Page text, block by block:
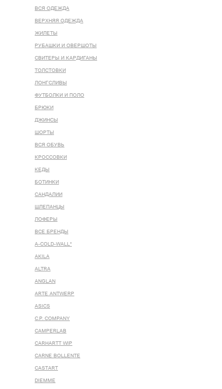
ВСЯ ОДЕЖДА
ВЕРХНЯЯ ОДЕЖДА
ЖИЛЕТЫ
РУБАШКИ И ОВЕРШОТЫ
СВИТЕРЫ И КАРДИГАНЫ
ТОЛСТОВКИ
ЛОНГСЛИВЫ
ФУТБОЛКИ И ПОЛО
БРЮКИ
ДЖИНСЫ
ШОРТЫ
ВСЯ ОБУВЬ
КРОССОВКИ
КЕДЫ
БОТИНКИ
САНДАЛИИ
ШЛЕПАНЦЫ
ЛОФЕРЫ
ВСЕ БРЕНДЫ
A-COLD-WALL*
AKILA
ALTRA
ANGLAN
ARTE ANTWERP
ASICS
C.P. COMPANY
CAMPERLAB
CARHARTT WIP
CARNE BOLLENTE
CASTART
DIEMME